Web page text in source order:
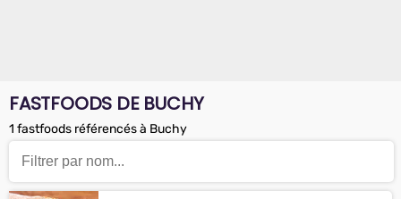
FASTFOODS DE BUCHY
1 fastfoods référencés à Buchy